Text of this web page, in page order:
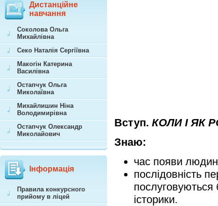
Дистанційне
навчання
Соколова Ольга
Михайлівна
Секо Наталія Сергіївна
Макогін Катерина
Василівна
Остапчук Ольга
Миколаївна
Михайлишин Ніна
Володимирівна
Остапчук Олександр
Миколайович
Інформація
Правила конкурсного
прийому в ліцей
Вступ. КОЛИ І ЯК
Знаю:
час появи
послідовність
послуговуються
історики.